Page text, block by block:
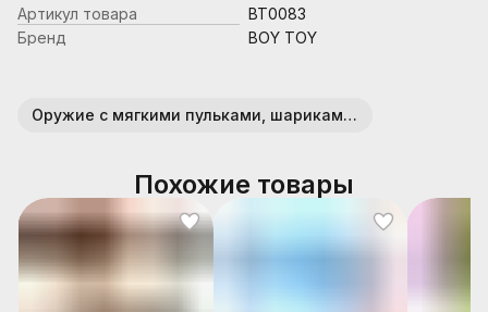
Артикул товара
BT0083
Бренд
BOY TOY
Оружие с мягкими пульками, шариками, присосками, дисками
Похожие товары